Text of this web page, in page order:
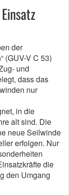
der
(GUV-V C 53)
und
dass das
nur
in die
alt sind. Die
neue Seilwinde
erfolgen. Nur
die
den Umgang